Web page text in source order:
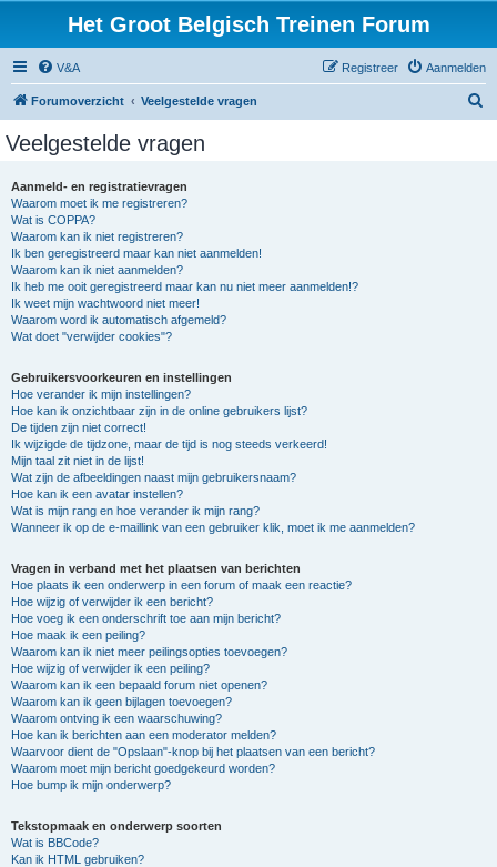
Het Groot Belgisch Treinen Forum
V&A Aanmelden
Registreer
Forumoverzicht Veelgestelde vragen
Veelgestelde vragen
Aanmeld- en registratievragen
Waarom moet ik me registreren?
Wat is COPPA?
Waarom kan ik niet registreren?
Ik ben geregistreerd maar kan niet aanmelden!
Waarom kan ik niet aanmelden?
Ik heb me ooit geregistreerd maar kan nu niet meer aanmelden!?
Ik weet mijn wachtwoord niet meer!
Waarom word ik automatisch afgemeld?
Wat doet "verwijder cookies"?
Gebruikersvoorkeuren en instellingen
Hoe verander ik mijn instellingen?
Hoe kan ik onzichtbaar zijn in de online gebruikers lijst?
De tijden zijn niet correct!
Ik wijzigde de tijdzone, maar de tijd is nog steeds verkeerd!
Mijn taal zit niet in de lijst!
Wat zijn de afbeeldingen naast mijn gebruikersnaam?
Hoe kan ik een avatar instellen?
Wat is mijn rang en hoe verander ik mijn rang?
Wanneer ik op de e-maillink van een gebruiker klik, moet ik me aanmelden?
Vragen in verband met het plaatsen van berichten
Hoe plaats ik een onderwerp in een forum of maak een reactie?
Hoe wijzig of verwijder ik een bericht?
Hoe voeg ik een onderschrift toe aan mijn bericht?
Hoe maak ik een peiling?
Waarom kan ik niet meer peilingsopties toevoegen?
Hoe wijzig of verwijder ik een peiling?
Waarom kan ik een bepaald forum niet openen?
Waarom kan ik geen bijlagen toevoegen?
Waarom ontving ik een waarschuwing?
Hoe kan ik berichten aan een moderator melden?
Waarvoor dient de "Opslaan"-knop bij het plaatsen van een bericht?
Waarom moet mijn bericht goedgekeurd worden?
Hoe bump ik mijn onderwerp?
Tekstopmaak en onderwerp soorten
Wat is BBCode?
Kan ik HTML gebruiken?